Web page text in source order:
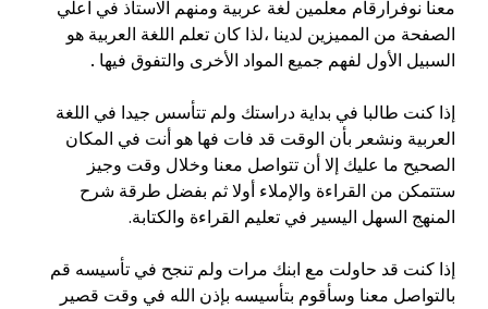
معنا نوفرارقام معلمين لغة عربية ومنهم الاستاذ في اعلي
الصفحة من المميزين لدينا ،لذا كان تعلم اللغة العربية هو
السبيل الأول لفهم جميع المواد الأخرى والتفوق فيها .
إذا كنت طالبا في بداية دراستك ولم تتأسس جيدا في اللغة
العربية ونشعر بأن الوقت قد فات فها هو أنت في المكان
الصحيح ما عليك إلا أن تتواصل معنا وخلال وقت وجيز
ستتمكن من القراءة والإملاء أولا ثم بفضل طرقة شرح
المنهج السهل اليسير في تعليم القراءة والكتابة.
إذا كنت قد حاولت مع ابنك مرات ولم تنجح في تأسيسه قم
بالتواصل معنا وسأقوم بتأسيسه بإذن الله في وقت قصير